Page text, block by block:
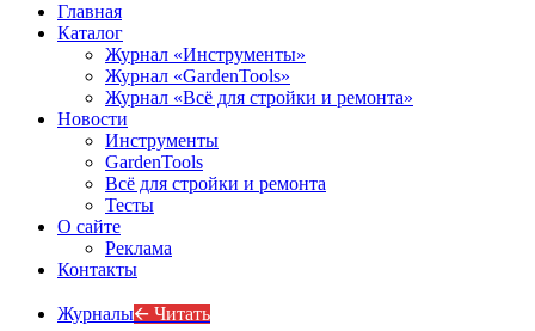
Главная
Каталог
Журнал «Инструменты»
Журнал «GardenTools»
Журнал «Всё для стройки и ремонта»
Новости
Инструменты
GardenTools
Всё для стройки и ремонта
Тесты
О сайте
Реклама
Контакты
Журналы🡨 Читать